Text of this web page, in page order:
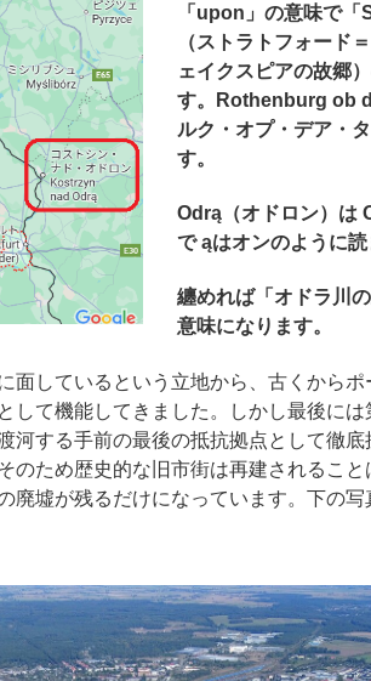
「upon」の意味で
（ストラトフォード
ェイクスピアの故郷
す。Rothenburg ob
ルク・オプ・デア・
す。
Odrą（オドロン）は
で ąはオンのように読
纏めれば「オドラ川
意味になります。
面しているという立地から、古くから
して機能してきました。しかし最後に
河する手前の最後の抵抗拠点として徹
のため歴史的な旧市街は再建されるこ
廃墟が残るだけになっています。下の写